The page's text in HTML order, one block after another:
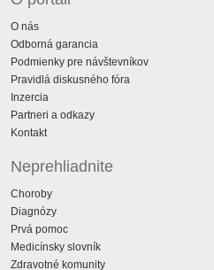
O nás
Odborná garancia
Podmienky pre návštevníkov
Pravidlá diskusného fóra
Inzercia
Partneri a odkazy
Kontakt
Neprehliadnite
Choroby
Diagnózy
Prvá pomoc
Medicínsky slovník
Zdravotné komunity